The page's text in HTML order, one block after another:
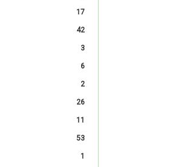
17
42
3
6
2
26
11
53
1